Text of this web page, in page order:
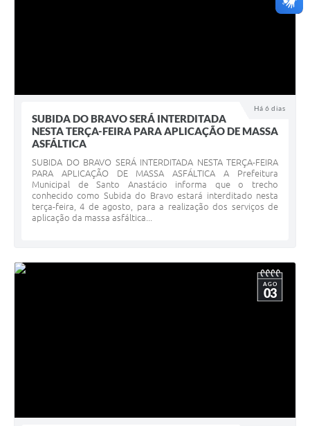
Há 6 dias
SUBIDA DO BRAVO SERÁ INTERDITADA
NESTA TERÇA-FEIRA PARA APLICAÇÃO DE MASSA
ASFÁLTICA
SUBIDA DO BRAVO SERÁ INTERDITADA NESTA TERÇA-FEIRA
PARA APLICAÇÃO DE MASSA ASFÁLTICA A Prefeitura
Municipal de Santo Anastácio informa que o trecho
conhecido como Subida do Bravo estará interditado nesta
terça-feira, 4 de agosto, para a realização dos serviços de
aplicação da massa asfáltica...
AGO
03